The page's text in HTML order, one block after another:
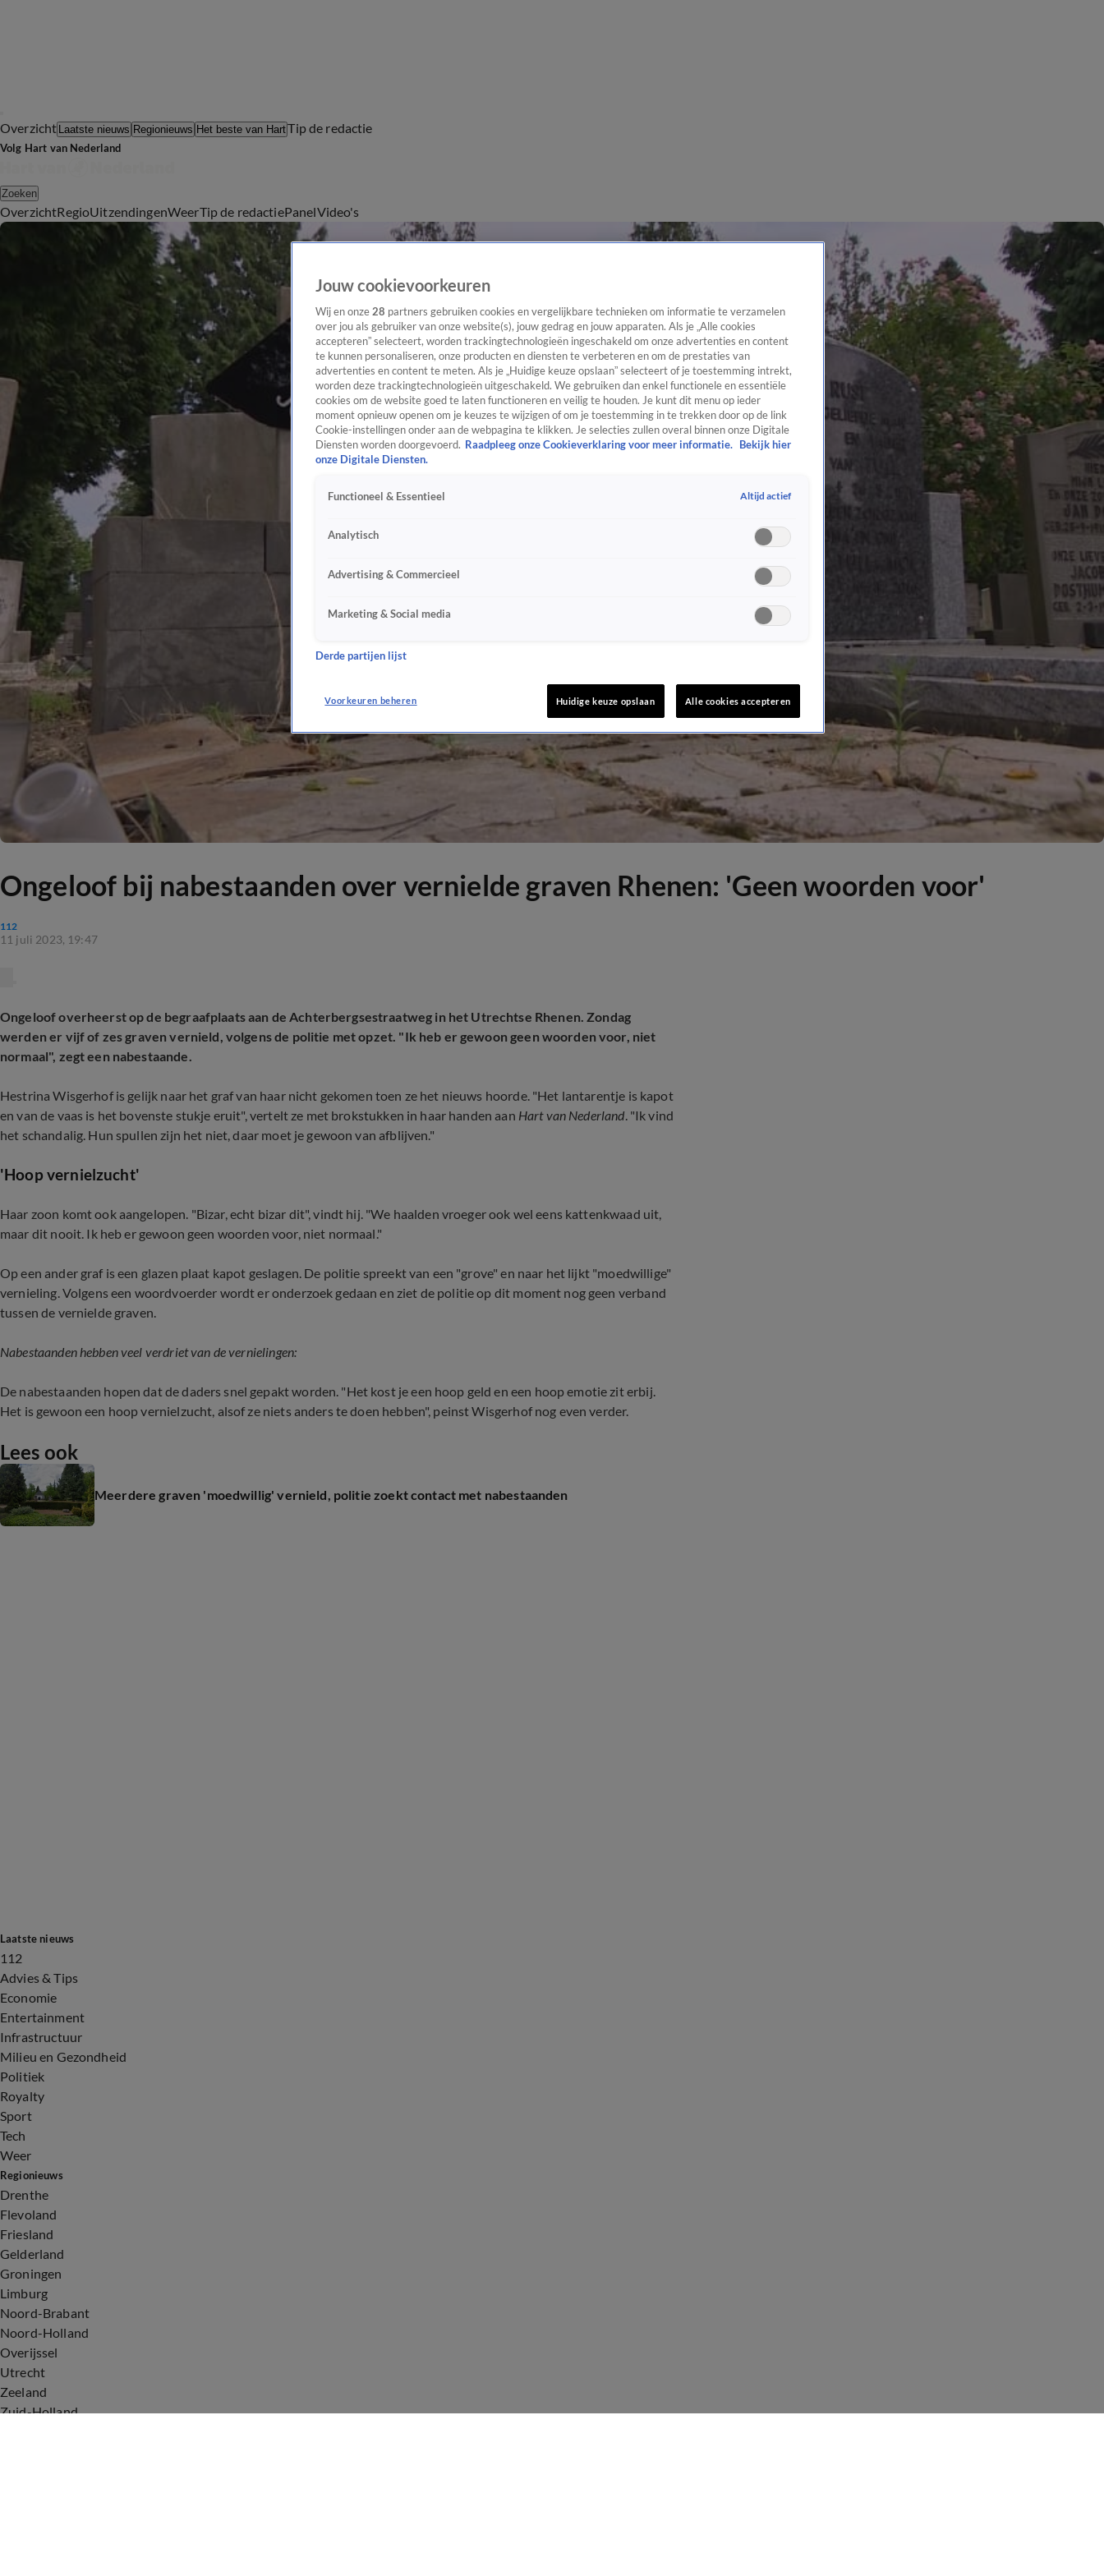
Overzicht Laatste nieuws Regionieuws Het beste van HartTip de redactie
Volg Hart van Nederland
Zoeken
OverzichtRegioUitzendingenWeerTip de redactiePanelVideo's
Ongeloof bij nabestaanden over vernielde graven Rhenen: 'Geen woorden voor'
112
11 juli 2023, 19:47
Ongeloof overheerst op de begraafplaats aan de Achterbergsestraatweg in het Utrechtse Rhenen. Zondag
werden er vijf of zes graven vernield, volgens de politie met opzet. "Ik heb er gewoon geen woorden voor, niet
normaal", zegt een nabestaande.
Hestrina Wisgerhof is gelijk naar het graf van haar nicht gekomen toen ze het nieuws hoorde. "Het lantarentje is kapot
en van de vaas is het bovenste stukje eruit", vertelt ze met brokstukken in haar handen aan Hart van Nederland. "Ik vind
het schandalig. Hun spullen zijn het niet, daar moet je gewoon van afblijven."
'Hoop vernielzucht'
Haar zoon komt ook aangelopen. "Bizar, echt bizar dit", vindt hij. "We haalden vroeger ook wel eens kattenkwaad uit,
maar dit nooit. Ik heb er gewoon geen woorden voor, niet normaal."
Op een ander graf is een glazen plaat kapot geslagen. De politie spreekt van een "grove" en naar het lijkt "moedwillige"
vernieling. Volgens een woordvoerder wordt er onderzoek gedaan en ziet de politie op dit moment nog geen verband
tussen de vernielde graven.
Nabestaanden hebben veel verdriet van de vernielingen:
De nabestaanden hopen dat de daders snel gepakt worden. "Het kost je een hoop geld en een hoop emotie zit erbij.
Het is gewoon een hoop vernielzucht, alsof ze niets anders te doen hebben", peinst Wisgerhof nog even verder.
Lees ook
Meerdere graven 'moedwillig' vernield, politie zoekt contact met nabestaanden
Laatste nieuws
112
Advies & Tips
Economie
Entertainment
Infrastructuur
Milieu en Gezondheid
Politiek
Royalty
Sport
Tech
Weer
Regionieuws
Drenthe
Flevoland
Friesland
Gelderland
Groningen
Limburg
Noord-Brabant
Noord-Holland
Overijssel
Utrecht
Zeeland
Zuid-Holland
Jouw cookievoorkeuren
Wij en onze 28 partners gebruiken cookies en vergelijkbare technieken om informatie te verzamelen
over jou als gebruiker van onze website(s), jouw gedrag en jouw apparaten. Als je „Alle cookies
accepteren” selecteert, worden trackingtechnologieën ingeschakeld om onze advertenties en content
te kunnen personaliseren, onze producten en diensten te verbeteren en om de prestaties van
advertenties en content te meten. Als je „Huidige keuze opslaan” selecteert of je toestemming intrekt,
worden deze trackingtechnologieën uitgeschakeld. We gebruiken dan enkel functionele en essentiële
cookies om de website goed te laten functioneren en veilig te houden. Je kunt dit menu op ieder
moment opnieuw openen om je keuzes te wijzigen of om je toestemming in te trekken door op de link
Cookie-instellingen onder aan de webpagina te klikken. Je selecties zullen overal binnen onze Digitale
Diensten worden doorgevoerd. Raadpleeg onze Cookieverklaring voor meer informatie.
Bekijk hier
onze Digitale Diensten.
Functioneel & Essentieel Altijd actief
Analytisch
Advertising & Commercieel
Marketing & Social media
Derde partijen lijst
Voorkeuren beheren Huidige keuze opslaan Alle cookies accepteren